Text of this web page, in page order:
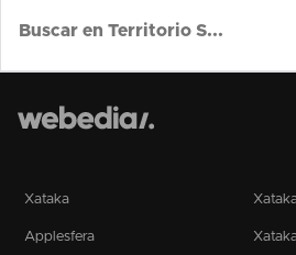
Xataka
Applesfera